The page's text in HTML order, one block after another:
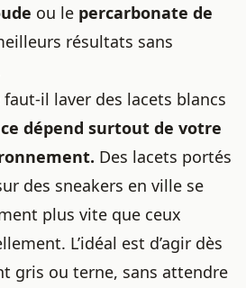
ou le percarbonate de
résultats sans
il laver des lacets blancs
dépend surtout de votre
Des lacets portés
des sneakers en ville se
plus vite que ceux
L’idéal est d’agir dès
gris ou terne, sans attendre